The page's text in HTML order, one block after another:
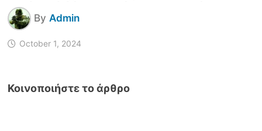
By Admin
October 1, 2024